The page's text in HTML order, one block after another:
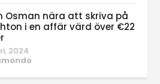
Osman nära att skriva på
i en affär värd över €22
2024